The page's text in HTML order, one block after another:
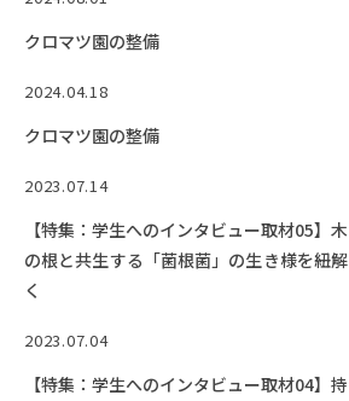
クロマツ園の整備
2024.04.18
クロマツ園の整備
2023.07.14
【特集：学生へのインタビュー取材05】木
の根と共生する「菌根菌」の生き様を紐解
く
2023.07.04
【特集：学生へのインタビュー取材04】持